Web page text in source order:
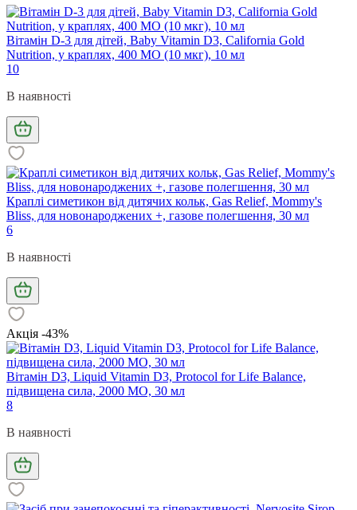
Вітамін D-3 для дітей, Baby Vitamin D3, California Gold
Nutrition, у краплях, 400 МО (10 мкг), 10 мл
10
В наявності
Краплі симетикон від дитячих кольк, Gas Relief, Mommy's
Bliss, для новонароджених +, газове полегшення, 30 мл
6
В наявності
Акція -43%
Вітамін D3, Liquid Vitamin D3, Protocol for Life Balance,
підвищена сила, 2000 МО, 30 мл
8
В наявності